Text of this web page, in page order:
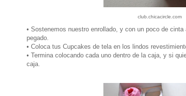
club.chicacircle.com
• Sostenemos nuestro enrollado, y con un poco de
pegado.
• Coloca tus Cupcakes de tela en los lindos
• Termina colocando cada uno dentro de la caja, y si
caja.